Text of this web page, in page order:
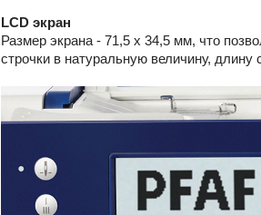
LCD экран
Размер экрана - 71,5 х 34,5 мм, что
строчки в натуральную величину, длину